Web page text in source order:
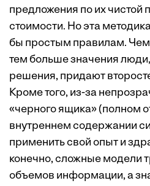
предложения по их чистой
стоимости. Но эта
бы простым правилам.
тем больше значения
решения, придают
Кроме того, из-за
«черного ящика» (полном
внутреннем содержании
применить свой опыт и
конечно, сложные модели
объемов информации, а